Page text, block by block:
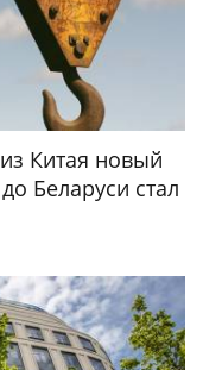
Китая новый
Беларуси стал